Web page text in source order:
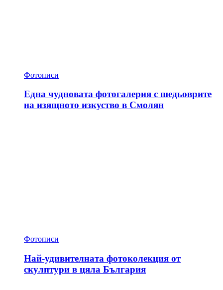
Фотописи
Една чудновата фотогалерия с шедьоврите
на изящното изкуство в Смолян
Фотописи
Най-удивителната фотоколекция от
скулптури в цяла България